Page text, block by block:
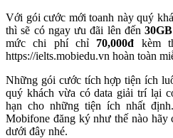
Với gói cước mới toanh này quý
thì sẽ có ngay ưu đãi lên đến30GB
mức chi phí chỉ 70,000đ kèm
https://ielts.mobiedu.vn hoàn toàn
Những gói cước tích hợp tiện ích
quý khách vừa có data giải trí lại
hạn cho những tiện ích nhất
Mobifone đăng ký như thế nào hãy
dưới đây nhé.